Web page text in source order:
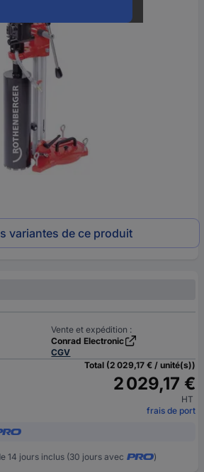
variantes de ce produit
Vente et expédition :
Conrad Electronic
CGV
Total (2 029,17 € / unité(s))
2 029,17 €
HT
frais de port
14 jours inclus (30 jours avec )